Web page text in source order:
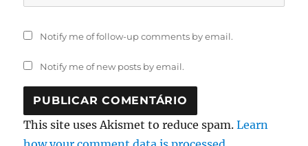
Notify me of follow-up comments by email.
Notify me of new posts by email.
This site uses Akismet to reduce spam.Learn